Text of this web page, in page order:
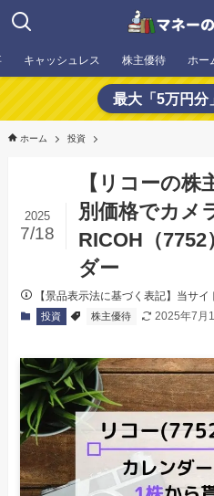
キャッシュレス 株主優待 ホー
最大「5万円分
ホーム 投資
【リコーの株
別価格でカメ
RICOH（
ダー
2025
7/18
【景品表示法に基づく表記】当サ
投資 株主優待 2025年7月